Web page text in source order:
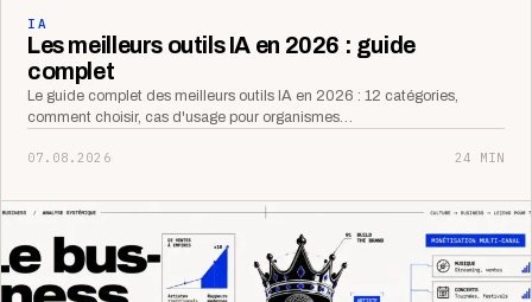
IA
Les meilleurs outils IA en 2026 : guide
complet
Le guide complet des meilleurs outils IA en 2026 : 12 catégories,
comment choisir, cas d'usage pour organismes…
07.08.2026 24 MIN